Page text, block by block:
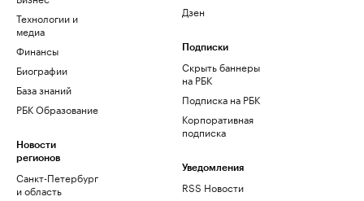
Технологии и
медиа
Финансы
Биографии
База знаний
РБК Образование
Новости
регионов
Санкт-Петербург
и область
Дзен
Подписки
Скрыть баннеры
на РБК
Подписка на РБК
Корпоративная
подписка
Уведомления
RSS Новости